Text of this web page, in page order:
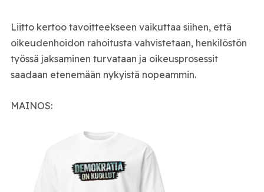
Liitto kertoo tavoitteekseen vaikuttaa siihen, että
oikeudenhoidon rahoitusta vahvistetaan, henkilöstön
työssä jaksaminen turvataan ja oikeusprosessit
saadaan etenemään nykyistä nopeammin.
MAINOS: